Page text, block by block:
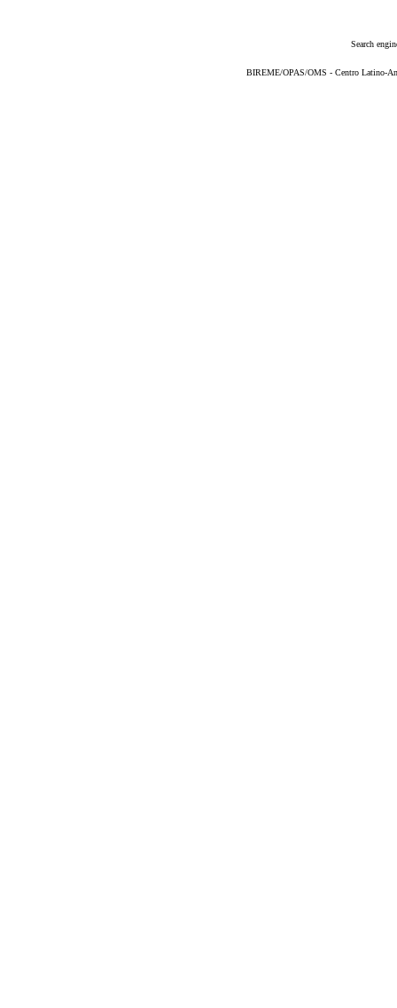
Search
BIREME/OPAS/OMS - Centro Latino-